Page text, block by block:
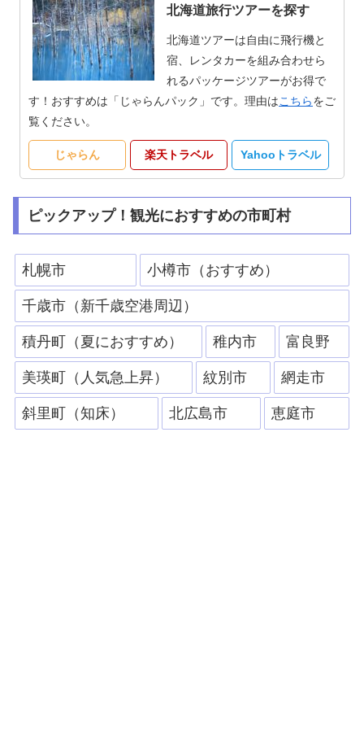
北海道旅行ツアーを探す
北海道ツアーは自由に飛行機と
宿、レンタカーを組み合わせら
れるパッケージツアーがお得で
す！おすすめは「じゃらんパック」です。理由はこちらをご
覧ください。
じゃらん 楽天トラベル Yahooトラベル
ピックアップ！観光におすすめの市町村
札幌市 小樽市（おすすめ）
千歳市（新千歳空港周辺）
積丹町（夏におすすめ） 稚内市 富良野
美瑛町（人気急上昇） 紋別市 網走市
斜里町（知床） 北広島市 恵庭市